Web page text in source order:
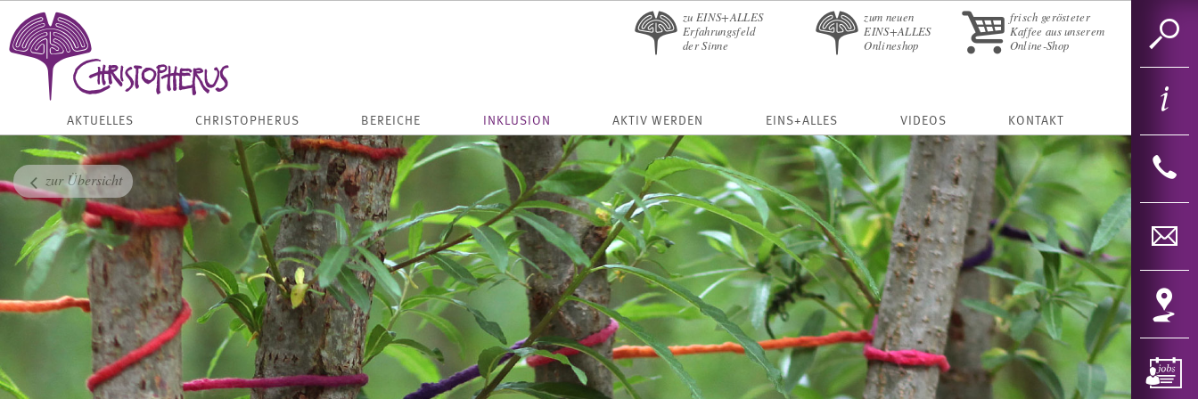
zu EINS+ALLES
Erfahrungsfeld
der Sinne
zum neuen
EINS+ALLES
Onlineshop
frisch gerösteter
Kaffee aus unserem
Online-Shop
AKTUELLES CHRISTOPHERUS BEREICHE INKLUSION AKTIV WERDEN EINS+ALLES VIDEOS KONTAKT
zur Übersicht